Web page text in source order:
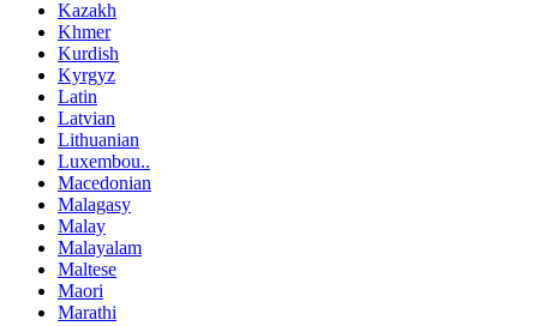
Kazakh
Khmer
Kurdish
Kyrgyz
Latin
Latvian
Lithuanian
Luxembou..
Macedonian
Malagasy
Malay
Malayalam
Maltese
Maori
Marathi